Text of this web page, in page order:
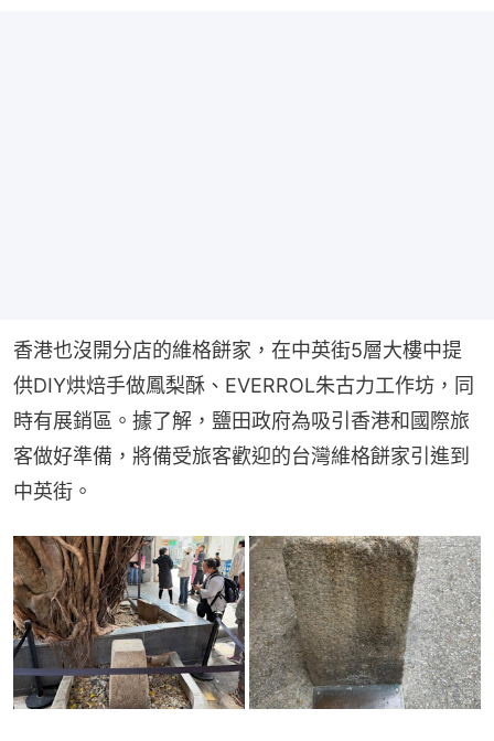
香港也沒開分店的維格餅家，在中英街5層大樓中提
供DIY烘焙手做鳳梨酥、EVERROL朱古力工作坊，同
時有展銷區。據了解，鹽田政府為吸引香港和國際旅
客做好準備，將備受旅客歡迎的台灣維格餅家引進到
中英街。